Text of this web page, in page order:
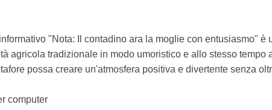
"Nota: Il contadino ara la moglie con entusiasmo" è
agricola tradizionale in modo umoristico e allo stesso tempo
possa creare un'atmosfera positiva e divertente senza
computer